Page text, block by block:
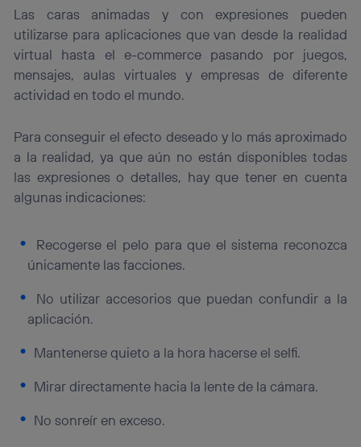
Las caras animadas y con expresiones pueden
utilizarse para aplicaciones que van desde la realidad
virtual hasta el e-commerce pasando por juegos,
mensajes, aulas virtuales y empresas de diferente
actividad en todo el mundo.
Para conseguir el efecto deseado y lo más aproximado
a la realidad, ya que aún no están disponibles todas
las expresiones o detalles, hay que tener en cuenta
algunas indicaciones:
Recogerse el pelo para que el sistema reconozca
únicamente las facciones.
No utilizar accesorios que puedan confundir a la
aplicación.
Mantenerse quieto a la hora hacerse el selfi.
Mirar directamente hacia la lente de la cámara.
No sonreír en exceso.